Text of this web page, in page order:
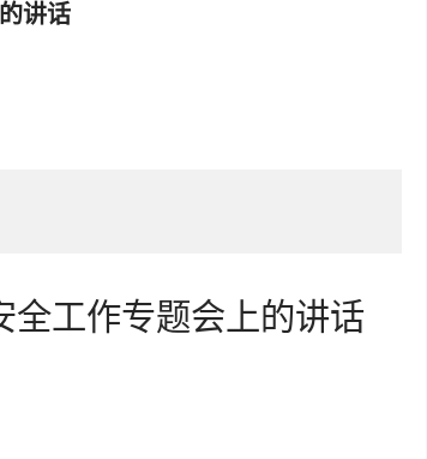
讲话
全工作专题会上的讲话